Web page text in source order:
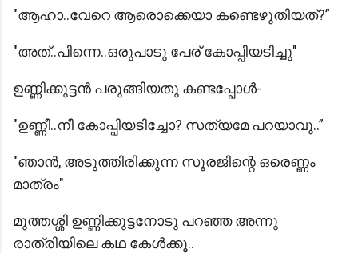
"ആഹാ..വേറെ ആരൊക്കെയാ കണ്ടെഴുതിയത്?”
"അത്..പിന്നെ..ഒരുപാടു പേര് കോപ്പിയടിച്ചു"
ഉണ്ണിക്കുട്ടന്‍ പരുങ്ങിയതു കണ്ടപ്പോള്‍-
"ഉണ്ണീ..നീ കോപ്പിയടിച്ചോ? സത്യമേ പറയാവൂ..”
"ഞാന്‍, അടുത്തിരിക്കുന്ന സൂരജിന്റെ ഒരെണ്ണം
മാത്രം"
മുത്തശ്ശി ഉണ്ണിക്കുട്ടനോടു പറഞ്ഞ അന്നു
രാത്രിയിലെ കഥ കേള്‍ക്കൂ..